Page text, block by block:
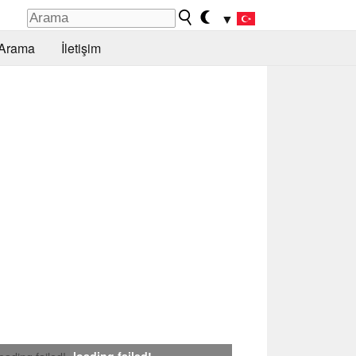
▼
İletişim